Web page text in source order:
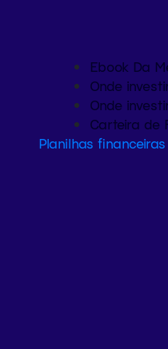
Ebook Da
Onde
Onde
Carteira de
Planilhas financeiras